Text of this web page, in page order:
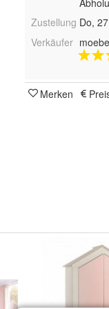
Zustellung Do,
Verkäufer
Merken